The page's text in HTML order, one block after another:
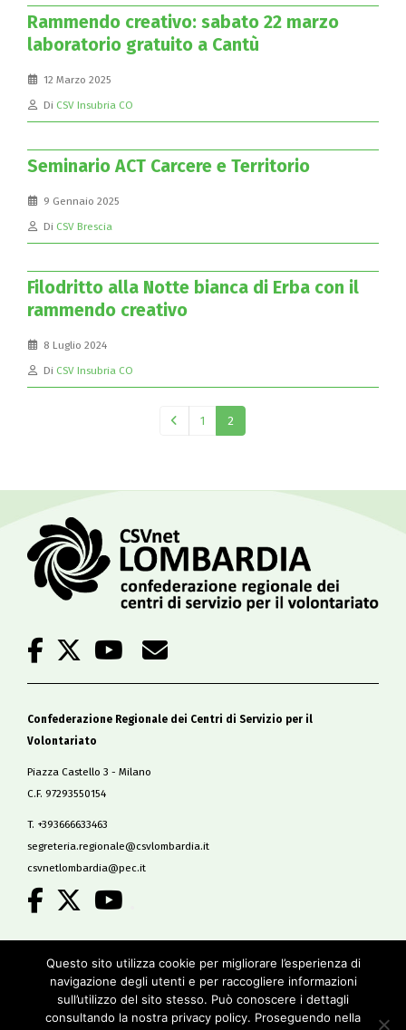
Rammendo creativo: sabato 22 marzo
laboratorio gratuito a Cantù
12 Marzo 2025
Di CSV Insubria CO
Seminario ACT Carcere e Territorio
9 Gennaio 2025
Di CSV Brescia
Filodritto alla Notte bianca di Erba con il
rammendo creativo
8 Luglio 2024
Di CSV Insubria CO
1 2
Confederazione Regionale dei Centri di Servizio per il
Volontariato
Piazza Castello 3 - Milano
C.F. 97293550154
T. +393666633463
segreteria.regionale@csvlombardia.it
csvnetlombardia@pec.it
All Rights Reserved
Privacy policy
Cookie policy
Questo sito utilizza cookie per migliorare l’esperienza di
navigazione degli utenti e per raccogliere informazioni
sull’utilizzo del sito stesso. Può conoscere i dettagli
consultando la nostra privacy policy. Proseguendo nella